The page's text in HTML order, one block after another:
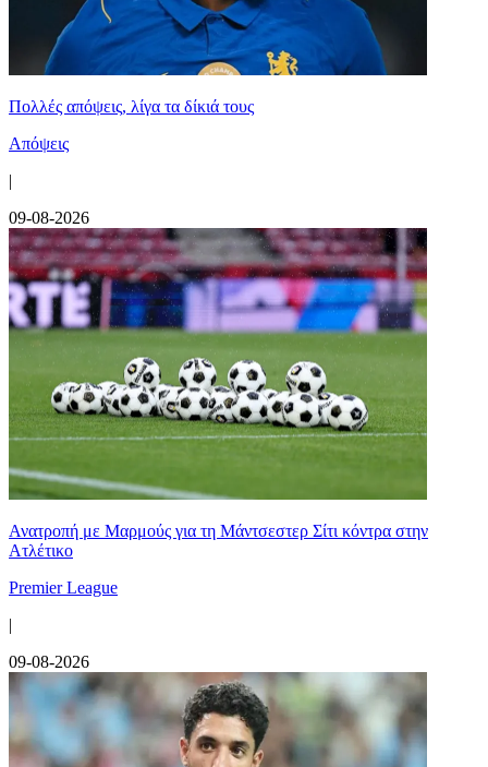
Πολλές απόψεις, λίγα τα δίκιά τους
Απόψεις
|
09-08-2026
Ανατροπή με Μαρμούς για τη Μάντσεστερ Σίτι κόντρα στην
Ατλέτικο
Premier League
|
09-08-2026